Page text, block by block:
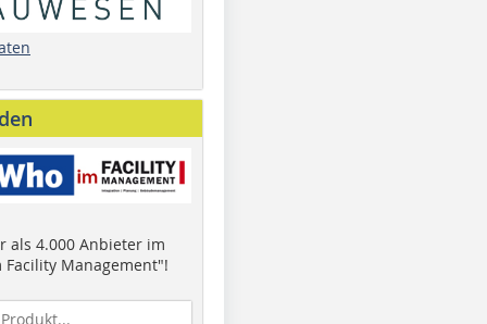
als 4.000 Anbieter im
Facility Management"!